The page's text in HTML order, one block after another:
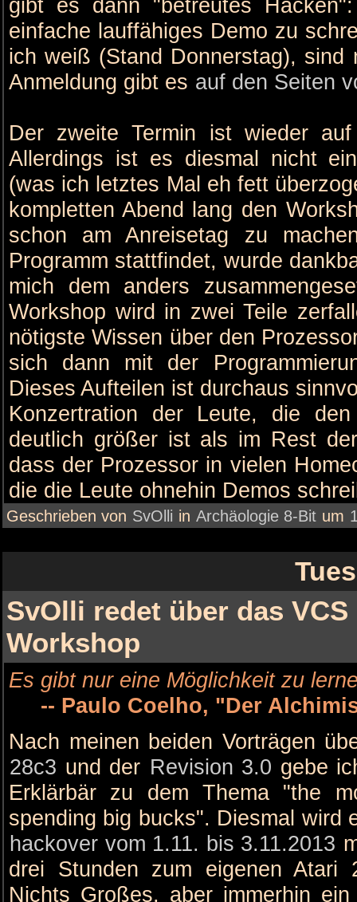
gibt es dann "betreutes
einfache lauffähiges Demo zu
ich weiß (Stand Donnerstag),
Anmeldung gibt es auf den Seiten
Der zweite Termin ist wieder
Allerdings ist es diesmal nicht
(was ich letztes Mal eh fett
kompletten Abend lang den
schon am Anreisetag zu
Programm stattfindet, wurde
mich dem anders
Workshop wird in zwei Teile
nötigste Wissen über den
sich dann mit der
Dieses Aufteilen ist durchaus
Konzertration der Leute, die
deutlich größer ist als im Rest
dass der Prozessor in vielen
die die Leute ohnehin Demos
Geschrieben von SvOlli in Archäologie 8-Bit um
SvOlli redet über das
Workshop
Es gibt nur eine Möglichkeit zu
-- Paulo Coelho, "Der
Nach meinen beiden Vorträgen
28c3 und der Revision 3.0 gebe
Erklärbär zu dem Thema "the
spending big bucks". Diesmal wird
hackover vom 1.11. bis 3.11.2013
drei Stunden zum eigenen Atari
Nichts Großes, aber immerhin